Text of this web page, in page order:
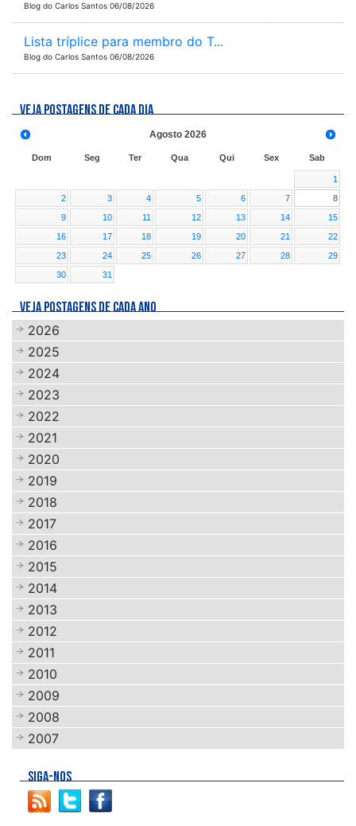
Blog do Carlos Santos 06/08/2026
Lista tríplice para membro do T...
Blog do Carlos Santos 06/08/2026
VEJA POSTAGENS DE CADA DIA
Agosto 2026
Dom Seg Ter Qua Qui Sex Sab
1
2
3 4 5 6 7
8
9
10 11 12 13 14
15
16
17 18 19 20 21
22
23
24 25 26 27 28
29
30
31
VEJA POSTAGENS DE CADA ANO
2026
2025
2024
2023
2022
2021
2020
2019
2018
2017
2016
2015
2014
2013
2012
2011
2010
2009
2008
2007
SIGA-NOS